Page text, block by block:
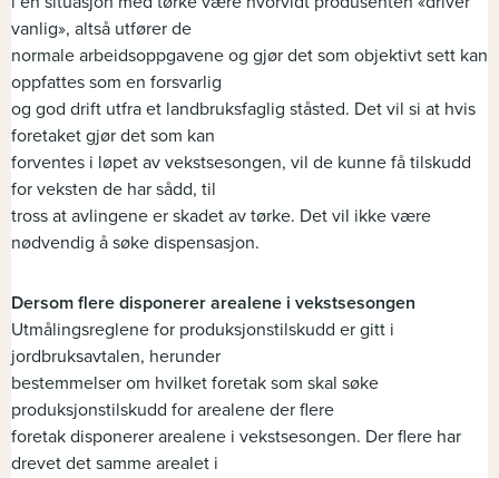
vanlig», altså utfører de
normale arbeidsoppgavene og gjør det som objektivt sett kan
oppfattes som en forsvarlig
og god drift utfra et landbruksfaglig ståsted. Det vil si at hvis
foretaket gjør det som kan
forventes i løpet av vekstsesongen, vil de kunne få tilskudd
for veksten de har sådd, til
tross at avlingene er skadet av tørke. Det vil ikke være
nødvendig å søke dispensasjon.
Dersom flere disponerer arealene i vekstsesongen
Utmålingsreglene for produksjonstilskudd er gitt i
jordbruksavtalen, herunder
bestemmelser om hvilket foretak som skal søke
produksjonstilskudd for arealene der flere
foretak disponerer arealene i vekstsesongen. Der flere har
drevet det samme arealet i